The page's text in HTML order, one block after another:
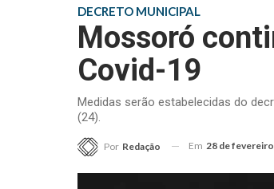
DECRETO MUNICIPAL
Mossoró
Covid-19
Medidas serão estabelecidas do
(24).
Por Redação Em 28 de